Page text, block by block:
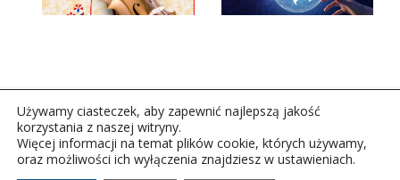
Copyright © 2026Polskie Radio Rzeszów S.A. w likwidacj.
Używamy ciasteczek, aby zapewnić najlepszą jakość
korzystania z naszej witryny.
Więcej informacji na temat plików cookie, których używamy,
oraz możliwości ich wyłączenia znajdziesz w ustawieniach.